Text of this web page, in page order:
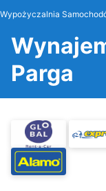
Wypożyczalnia
Parga